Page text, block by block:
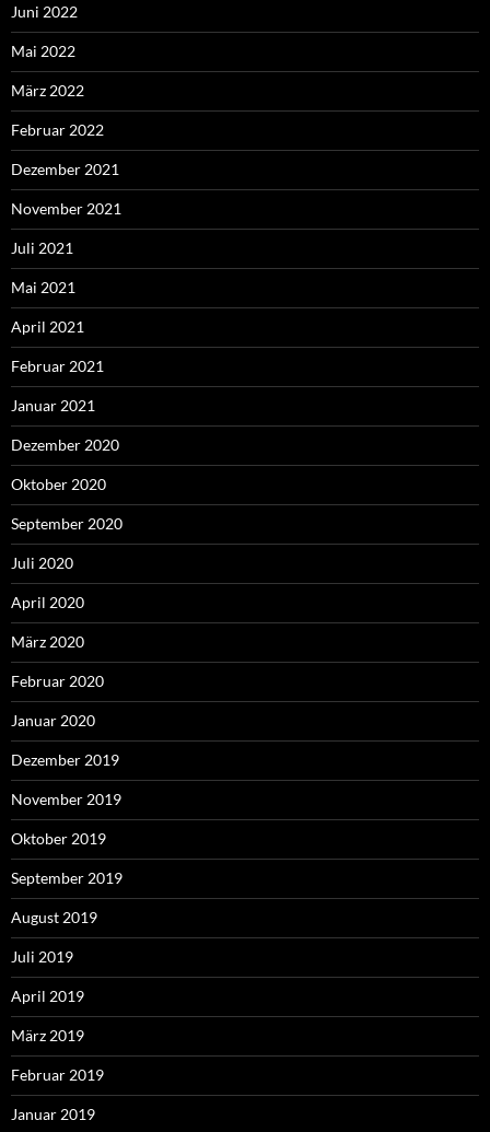
Juni 2022
Mai 2022
März 2022
Februar 2022
Dezember 2021
November 2021
Juli 2021
Mai 2021
April 2021
Februar 2021
Januar 2021
Dezember 2020
Oktober 2020
September 2020
Juli 2020
April 2020
März 2020
Februar 2020
Januar 2020
Dezember 2019
November 2019
Oktober 2019
September 2019
August 2019
Juli 2019
April 2019
März 2019
Februar 2019
Januar 2019